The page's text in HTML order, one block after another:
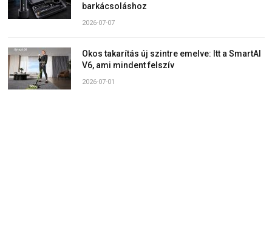
barkácsoláshoz
2026-07-07
Okos takarítás új szintre emelve: Itt a SmartAI
V6, ami mindent felszív
2026-07-01